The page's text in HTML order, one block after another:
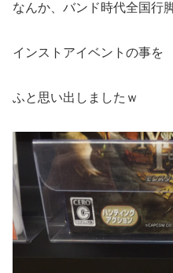
なんか、バンド時代全国行
インストアイベントの事を
ふと思い出しましたｗ